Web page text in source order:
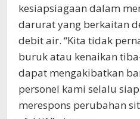
kesiapsiagaan dalam
darurat yang berkaitan
debit air. “Kita tidak
buruk atau kenaikan
dapat mengakibatkan
personel kami selalu
merespons perubahan